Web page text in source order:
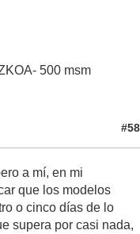
500 msm
#58
a mí, en mi
que los modelos
o cinco días de lo
supera por casi nada,